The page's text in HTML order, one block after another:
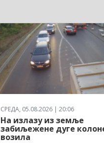
СРЕДА, 05.08.2026 | 20:06
На излазу из земље
забиљежене дуге
возила